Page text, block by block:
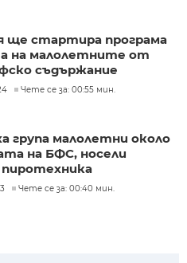
ще стартира програма
на малолетните от
съдържание
Чете се за: 00:55 мин.
група малолетни около
на БФС, носели
Чете се за: 00:40 мин.